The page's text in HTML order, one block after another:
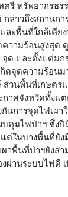
รี ทรัพยากรธร
กล่าวถึงสถานก
ละพื้นที่ใกล้เคีย
วามร้อนสูงสุด
ด และตั้งแต่มก
กิดจุดความร้อน
วนพื้นที่เกษตร
กาศจังหวัดทั้งแ
นการจุดไฟเผา
คุมไฟป่าฯ ซึ่งปี
ต่ในบางพื้นที่ยัง
าพื้นที่ป่าฯยังสา
งผ่านระบบไฟดี